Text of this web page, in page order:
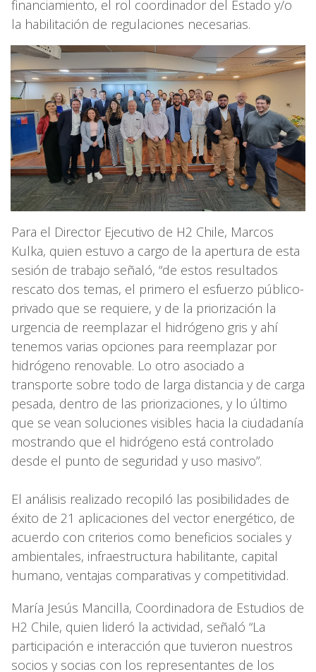
financiamiento, el rol coordinador del Estado y/o
la habilitación de regulaciones necesarias.
Para el Director Ejecutivo de H2 Chile, Marcos
Kulka, quien estuvo a cargo de la apertura de esta
sesión de trabajo señaló, “de estos resultados
rescato dos temas, el primero el esfuerzo público-
privado que se requiere, y de la priorización la
urgencia de reemplazar el hidrógeno gris y ahí
tenemos varias opciones para reemplazar por
hidrógeno renovable. Lo otro asociado a
transporte sobre todo de larga distancia y de carga
pesada, dentro de las priorizaciones, y lo último
que se vean soluciones visibles hacia la ciudadanía
mostrando que el hidrógeno está controlado
desde el punto de seguridad y uso masivo”.
El análisis realizado recopiló las posibilidades de
éxito de 21 aplicaciones del vector energético, de
acuerdo con criterios como beneficios sociales y
ambientales, infraestructura habilitante, capital
humano, ventajas comparativas y competitividad.
María Jesús Mancilla, Coordinadora de Estudios de
H2 Chile, quien lideró la actividad, señaló “La
participación e interacción que tuvieron nuestros
socios y socias con los representantes de los